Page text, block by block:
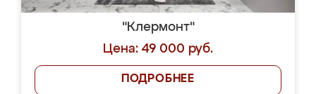
"Клермонт"
Цена: 49 000 руб.
ПОДРОБНЕЕ